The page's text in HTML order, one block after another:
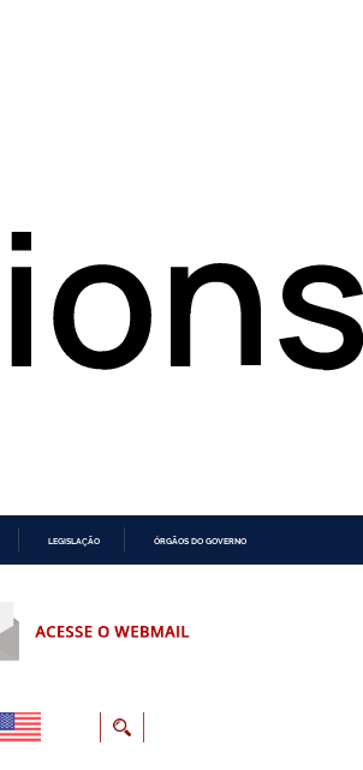
LEGISLAÇÃO ÓRGÃOS DO GOVERNO